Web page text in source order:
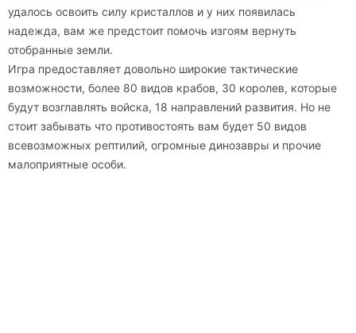
удалось освоить силу кристаллов и у них появилась
надежда, вам же предстоит помочь изгоям вернуть
отобранные земли.
Игра предоставляет довольно широкие тактические
возможности, более 80 видов крабов, 30 королев, которые
будут возглавлять войска, 18 направлений развития. Но не
стоит забывать что противостоять вам будет 50 видов
всевозможных рептилий, огромные динозавры и прочие
малоприятные особи.